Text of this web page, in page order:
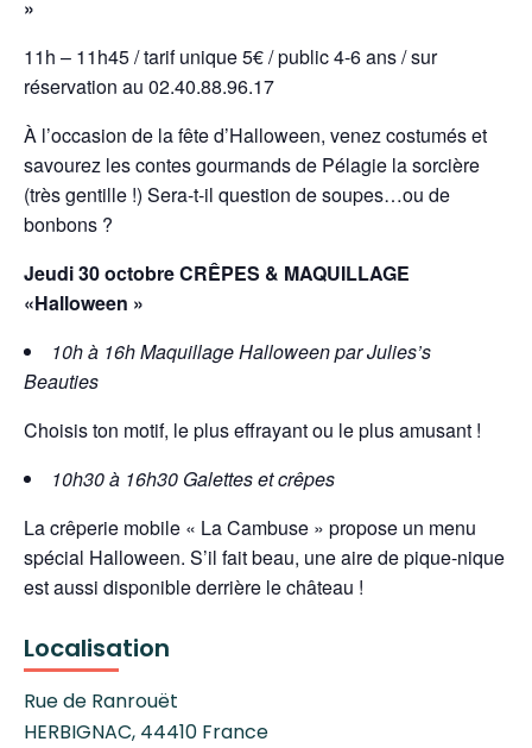
»
11h – 11h45 / tarif unique 5€ / public 4-6 ans / sur
réservation au 02.40.88.96.17
À l’occasion de la fête d’Halloween, venez costumés et
savourez les contes gourmands de Pélagie la sorcière
(très gentille !) Sera-t-il question de soupes…ou de
bonbons ?
Jeudi 30 octobre CRÊPES & MAQUILLAGE
«Halloween »
10h à 16h Maquillage Halloween par Julies’s
Beauties
Choisis ton motif, le plus effrayant ou le plus amusant !
10h30 à 16h30 Galettes et crêpes
La crêperie mobile « La Cambuse » propose un menu
spécial Halloween. S’il fait beau, une aire de pique-nique
est aussi disponible derrière le château !
Localisation
Rue de Ranrouët
HERBIGNAC, 44410 France